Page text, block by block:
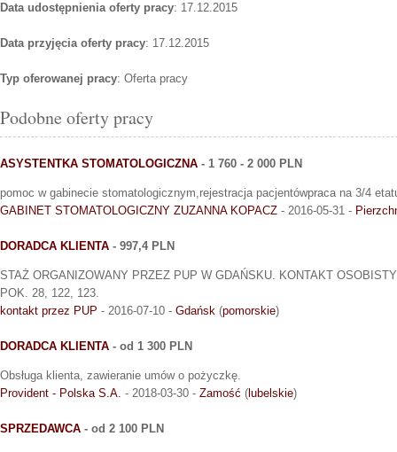
Data udostępnienia oferty pracy: 17.12.2015
Data przyjęcia oferty pracy: 17.12.2015
Typ oferowanej pracy: Oferta pracy
Podobne oferty pracy
ASYSTENTKA STOMATOLOGICZNA - 1 760 - 2 000 PLN
pomoc w gabinecie stomatologicznym,rejestracja pacjentówpraca na 3/4
GABINET STOMATOLOGICZNY ZUZANNA KOPACZ - 2016-05-31 -
DORADCA KLIENTA - 997,4 PLN
STAŻ ORGANIZOWANY PRZEZ PUP W GDAŃSKU. KONTAKT
POK. 28, 122, 123.
kontakt przez PUP - 2016-07-10 - Gdańsk (pomorskie)
DORADCA KLIENTA - od 1 300 PLN
Obsługa klienta, zawieranie umów o pożyczkę.
Provident - Polska S.A. - 2018-03-30 - Zamość ( lubelskie)
SPRZEDAWCA - od 2 100 PLN